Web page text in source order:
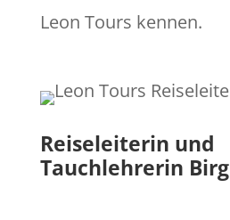
Leon Tours kennen.
Reiseleiterin und
Tauchlehrerin